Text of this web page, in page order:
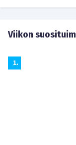
Viikon
1.